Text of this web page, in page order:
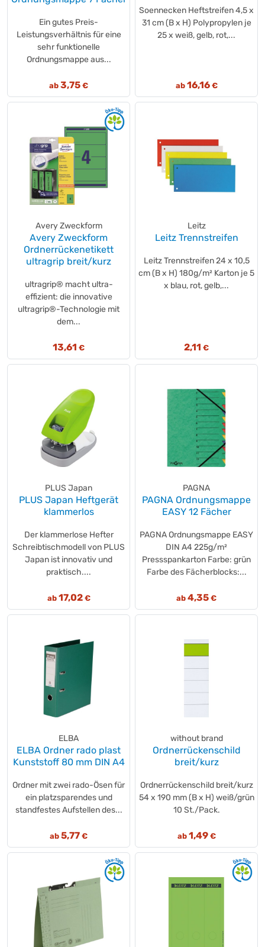
Ein gutes Preis-
Leistungsverhältnis für eine
sehr funktionelle
Ordnungsmappe aus...
ab 3,75 €
Soennecken Heftstreifen 4,5 x
31 cm (B x H) Polypropylen je
25 x weiß, gelb, rot,...
ab 16,16€
Avery Zweckform
Avery Zweckform
Ordnerrückenetikett
ultragrip breit/kurz
ultragrip® macht ultra-
effizient: die innovative
ultragrip®-Technologie mit
dem...
13,61 €
Leitz
Leitz Trennstreifen
Leitz Trennstreifen 24 x 10,5
cm (B x H) 180g/m² Karton je 5
x blau, rot, gelb,...
2,11 €
PLUS Japan
PLUS Japan Heftgerät
klammerlos
Der klammerlose Hefter
Schreibtischmodell von PLUS
Japan ist innovativ und
praktisch....
ab 17,02€
PAGNA
PAGNA Ordnungsmappe
EASY 12 Fächer
PAGNA Ordnungsmappe EASY
DIN A4 225g/m²
Pressspankarton Farbe: grün
Farbe des Fächerblocks:...
ab 4,35 €
ELBA
ELBA Ordner rado plast
Kunststoff 80 mm DIN A4
Ordner mit zwei rado-Ösen für
ein platzsparendes und
standfestes Aufstellen des...
ab 5,77 €
without brand
Ordnerrückenschild
breit/kurz
Ordnerrückenschild breit/kurz
54 x 190 mm (B x H) weiß/grün
10 St./Pack.
ab 1,49€